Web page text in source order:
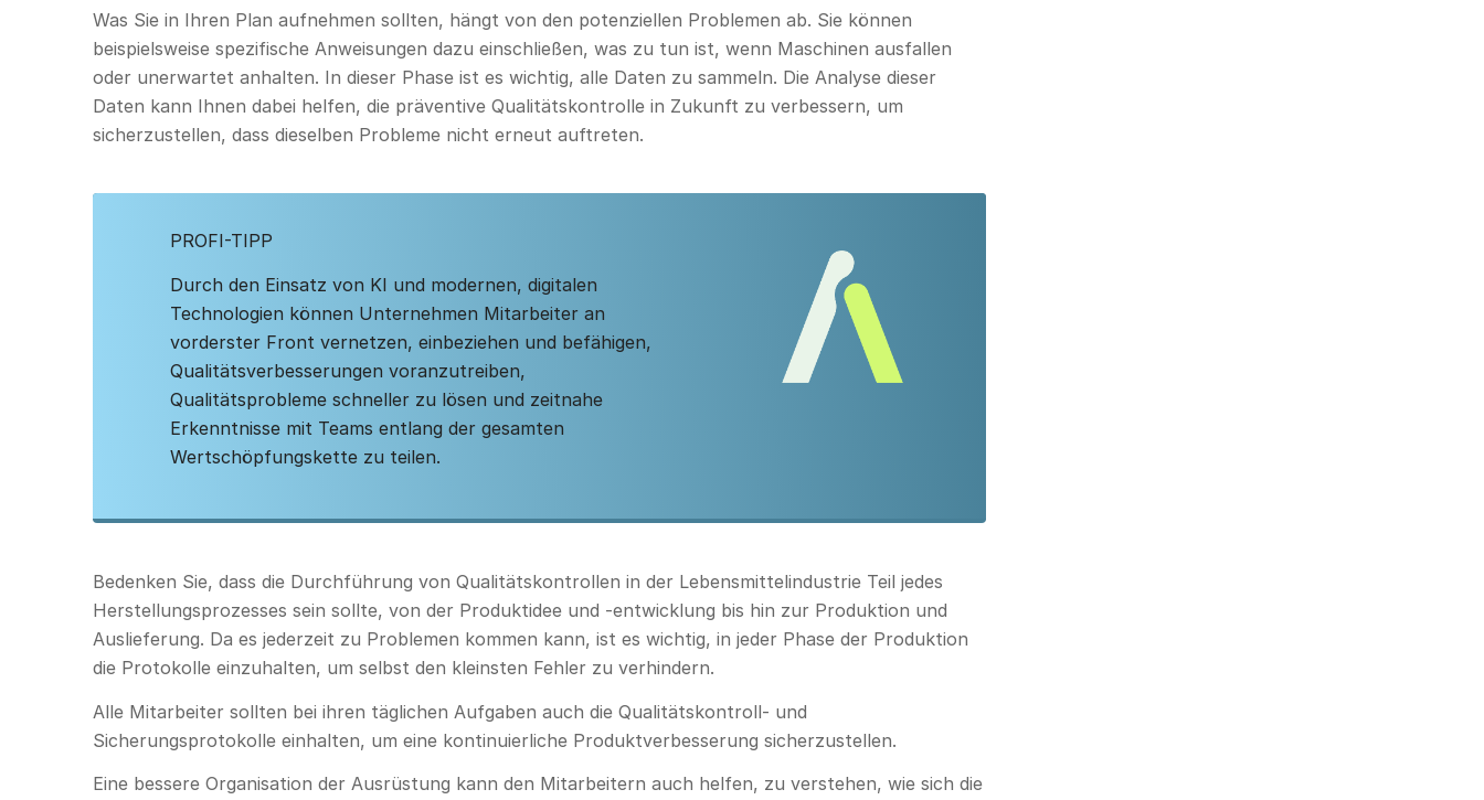
Was Sie in Ihren Plan aufnehmen sollten, hängt von den potenziellen Problemen ab. Sie können
beispielsweise spezifische Anweisungen dazu einschließen, was zu tun ist, wenn Maschinen ausfallen
oder unerwartet anhalten. In dieser Phase ist es wichtig, alle Daten zu sammeln. Die Analyse dieser
Daten kann Ihnen dabei helfen, die präventive Qualitätskontrolle in Zukunft zu verbessern, um
sicherzustellen, dass dieselben Probleme nicht erneut auftreten.
PROFI-TIPP
Durch den Einsatz von KI und modernen, digitalen
Technologien können Unternehmen Mitarbeiter an
vorderster Front vernetzen, einbeziehen und befähigen,
Qualitätsverbesserungen voranzutreiben,
Qualitätsprobleme schneller zu lösen und zeitnahe
Erkenntnisse mit Teams entlang der gesamten
Wertschöpfungskette zu teilen.
Bedenken Sie, dass die Durchführung von Qualitätskontrollen in der Lebensmittelindustrie Teil jedes
Herstellungsprozesses sein sollte, von der Produktidee und -entwicklung bis hin zur Produktion und
Auslieferung. Da es jederzeit zu Problemen kommen kann, ist es wichtig, in jeder Phase der Produktion
die Protokolle einzuhalten, um selbst den kleinsten Fehler zu verhindern.
Alle Mitarbeiter sollten bei ihren täglichen Aufgaben auch die Qualitätskontroll- und
Sicherungsprotokolle einhalten, um eine kontinuierliche Produktverbesserung sicherzustellen.
Eine bessere Organisation der Ausrüstung kann den Mitarbeitern auch helfen, zu verstehen, wie sich die